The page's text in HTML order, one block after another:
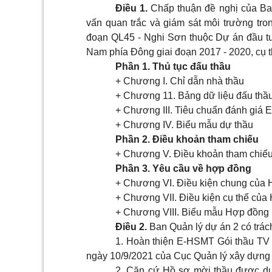
Điều 1.Chấp thuận đề nghị của
vấn quan trắc và giám sát môi trường
đoạn QL45 - Nghi Sơn thuộc Dự án đầu
Nam phía Đông giai đoạn 2017 - 2020, cụ
Phần 1. Thủ tục đấu thầu
+ Chương I. Chỉ dẫn nhà thầu
+ Chương 11. Bảng dữ liệu đấu
+ Chương III. Tiêu chuẩn đánh giá
+ Chương IV. Biểu mẫu dự thầu
Phần 2. Điều khoản tham chiếu
+ Chương V. Điều khoản tham
Phần 3. Yêu cầu về hợp đồng
+ Chương VI. Điều kiện chung của
+ Chương VII. Điều kiện cụ thể của
+ Chương VIII. Biểu mẫu Hợp đồng
Điều 2. Ban Quản lý dự án 2 có
1. Hoàn thiện E-HSMT Gói thầu
ngày 10/9/2021 của Cục Quản lý xây